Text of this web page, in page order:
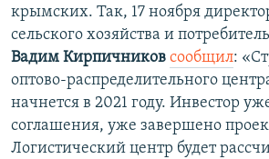
крымских. Так, 17 ноября
сельского хозяйства и
Вадим Кирпичников сообщил:
оптово-распределительного
начнется в 2021 году. Инвестор
соглашения, уже завершено
Логистический центр будет